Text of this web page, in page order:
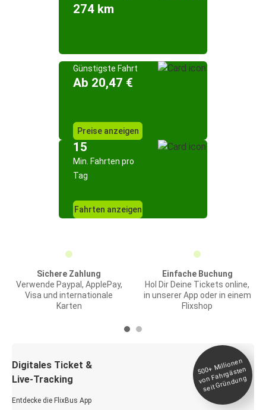
274 km
Günstigste Fahrt
Ab 20,47 €
Preise anzeigen
15
Min. Fahrten pro
Tag
Fahrten anzeigen
Sichere Zahlung
Verwende Paypal, ApplePay,
Visa und internationale
Karten
Einfache Buchung
Hol Dir Deine Tickets online,
in unserer App oder in einem
Flixshop
Digitales Ticket &
Live-Tracking
Entdecke die FlixBus App
500+
Millionen
von Fahrgästen
seit
Gründung